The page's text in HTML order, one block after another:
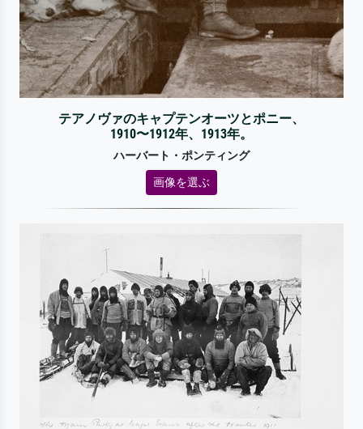
テアノヴァのキャプテンオーツとポニー、
1910〜1912年、1913年。
ハーバート・ポンティング
画像を選ぶ